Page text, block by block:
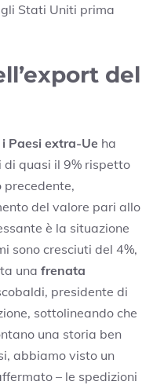
Stati Uniti prima
del
Paesi extra-Ue ha
quasi il 9% rispetto
precedente,
del valore pari allo
è la situazione
sono cresciuti del 4%,
una frenata
presidente di
sottolineando che
una storia ben
abbiamo visto un
– le spedizioni